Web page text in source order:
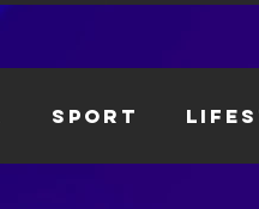
Sport